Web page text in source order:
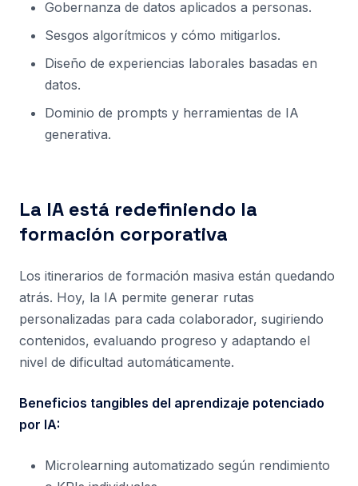
Gobernanza de datos aplicados a personas.
Sesgos algorítmicos y cómo mitigarlos.
Diseño de experiencias laborales basadas en
datos.
Dominio de prompts y herramientas de IA
generativa.
La IA está redefiniendo la
formación corporativa
Los itinerarios de formación masiva están quedando
atrás. Hoy, la IA permite generar rutas
personalizadas para cada colaborador, sugiriendo
contenidos, evaluando progreso y adaptando el
nivel de dificultad automáticamente.
Beneficios tangibles del aprendizaje potenciado
por IA:
Microlearning automatizado según rendimiento